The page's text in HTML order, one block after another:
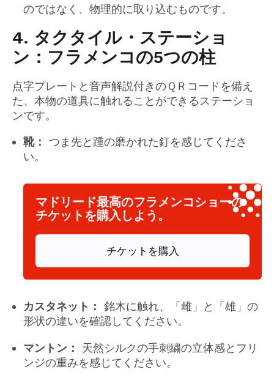
のではなく、物理的に取り込むものです。
4. タクタイル・ステーショ
ン：フラメンコの5つの柱
点字プレートと音声解説付きのＱＲコードを備え
た、本物の道具に触れることができるステーショ
ンです。
靴：
つま先と踵の磨かれた釘を感じてくださ
い。
マドリード最高のフラメンコショーの
チケットを購入しよう。
チケットを購入
カスタネット：
銘木に触れ、「雌」と「雄」の
形状の違いを確認してください。
マントン：
天然シルクの手刺繍の立体感とフリ
ンジの重みを感じてください。